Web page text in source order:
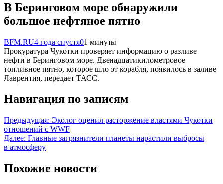
В Беринговом море обнаружили
большое нефтяное пятно
BFM.RU4 года спустя01 минуты
Прокуратура Чукотки проверяет информацию о разливе
нефти в Беринговом море. Двенадцатикилометровое
топливное пятно, которое шло от корабля, появилось в заливе
Лаврентия, передает ТАСС.
Навигация по записям
Предыдущая: Эколог оценил расторжение властями Чукотки
отношений с WWF
Далее: Главные загрязнители планеты нарастили выбросы
в атмосферу
Похожие новости